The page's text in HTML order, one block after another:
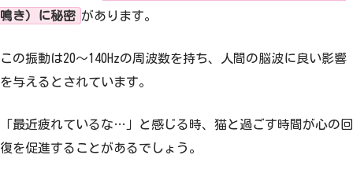
鳴き）に秘密 があります。
この振動は20〜140Hzの周波数を持ち、人間の脳波に良い影響
を与えるとされています。
「最近疲れているな…」と感じる時、猫と過ごす時間が心の回
復を促進することがあるでしょう。